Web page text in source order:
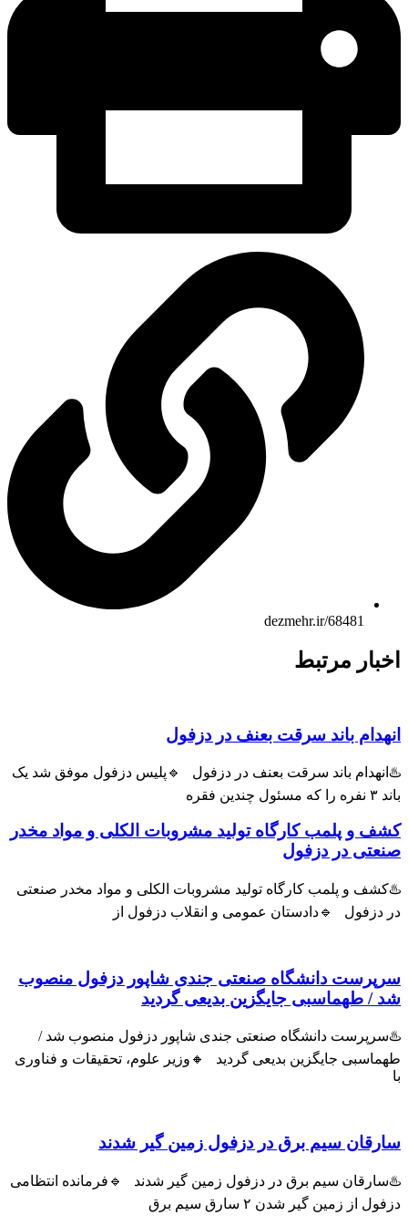
dezmehr.ir/68481
مرتبط
باند سرقت بعنف در دزفول
باند سرقت بعنف در دزفول 🔹پلیس دزفول موفق شد یک
و پلمب کارگاه تولید مشروبات الکلی و مواد مخدر
در دزفول
و پلمب کارگاه تولید مشروبات الکلی و مواد مخدر صنعتی
🔹دادستان عمومی و انقلاب دزفول از
دانشگاه صنعتی جندی شاپور دزفول منصوب
طهماسبی جایگزین بدیعی گردید
دانشگاه صنعتی جندی شاپور دزفول منصوب شد /
جایگزین بدیعی گردید 🔸وزیر علوم، تحقیقات و فناوری
سیم برق در دزفول زمین گیر شدند
سیم برق در دزفول زمین گیر شدند 🔹فرمانده انتظامی
زمین گیر شدن ۲ سارق سیم برق